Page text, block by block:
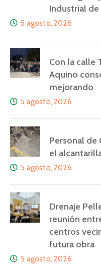
Industrial
5 agosto, 2026
Con la calle
Aquino
mejorando
5 agosto, 2026
Personal de
el
5 agosto, 2026
Drenaje
reunión
centros
futura obra
5 agosto, 2026